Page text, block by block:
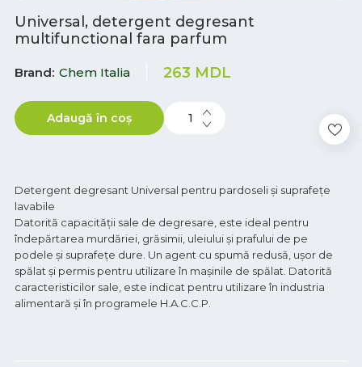
Universal, detergent degresant
multifunctional fara parfum
Brand Chem Italia 263 MDL
Adaugă în coș
Detergent degresant Universal pentru pardoseli și suprafețe
lavabile
Datorită capacității sale de degresare, este ideal pentru
îndepărtarea murdăriei, grăsimii, uleiului și prafului de pe
podele și suprafețe dure. Un agent cu spumă redusă, ușor de
spălat și permis pentru utilizare în mașinile de spălat. Datorită
caracteristicilor sale, este indicat pentru utilizare în industria
alimentară și în programele H.A.C.C.P.